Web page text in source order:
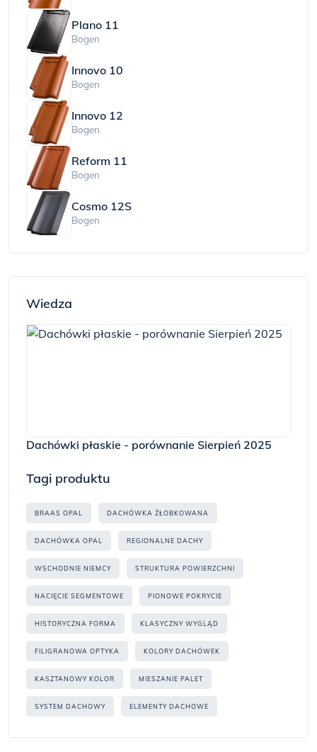
Plano 11
Bogen
Innovo 10
Bogen
Innovo 12
Bogen
Reform 11
Bogen
Cosmo 12S
Bogen
Wiedza
Dachówki płaskie - porównanie Sierpień 2025
Tagi produktu
BRAAS OPAL DACHÓWKA ŻŁOBKOWANA
DACHÓWKA OPAL REGIONALNE DACHY
WSCHODNIE NIEMCY STRUKTURA POWIERZCHNI
NACIĘCIE SEGMENTOWE PIONOWE POKRYCIE
HISTORYCZNA FORMA KLASYCZNY WYGLĄD
FILIGRANOWA OPTYKA KOLORY DACHÓWEK
KASZTANOWY KOLOR MIESZANIE PALET
SYSTEM DACHOWY ELEMENTY DACHOWE